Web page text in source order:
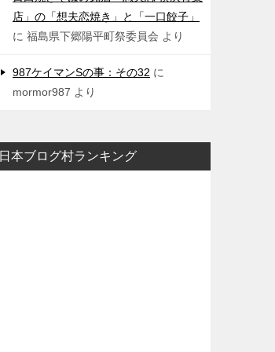
店」の「想夫恋焼き」と「一口餃子」
に 福島県下郷陽平町祭委員会 より
987ケイマンSの事：その32 に
mormor987 より
日本ブログ村ランキング